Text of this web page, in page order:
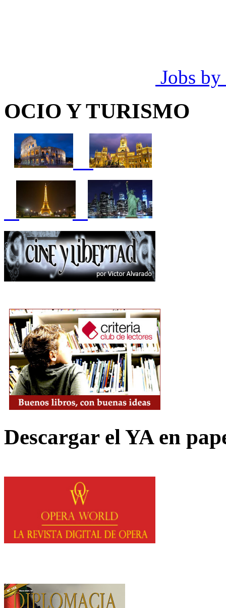
Jobs by
OCIO Y TURISMO
Descargar el YA en